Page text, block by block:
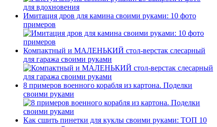
Имитация дров для камина своими руками: 10 фото
примеров
Компактный и МАЛЕНЬКИЙ стол-верстак слесарный
для гаража своими руками
8 примеров военного корабля из картона. Поделки
своими руками
Как сшить пинетки для куклы своими руками: ТОП 10